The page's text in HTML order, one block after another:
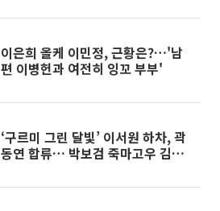
이은희 올케 이민정, 근황은?…'남
편 이병헌과 여전히 잉꼬 부부'
‘구르미 그린 달빛’ 이서원 하차, 곽
동연 합류… 박보검 죽마고우 김병